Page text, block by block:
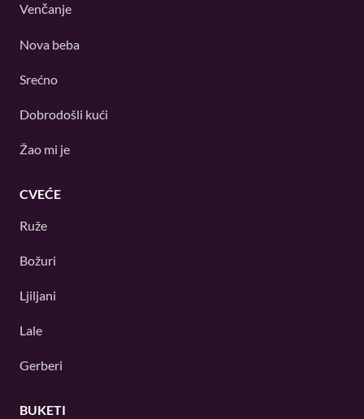
Venčanje
Nova beba
Srećno
Dobrodošli kući
Žao mi je
CVEĆE
Ruže
Božuri
Ljiljani
Lale
Gerberi
BUKETI